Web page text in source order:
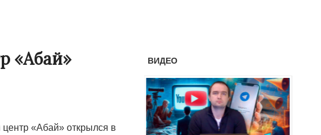
«Абай»
«Абай» открылся в
ВИДЕО